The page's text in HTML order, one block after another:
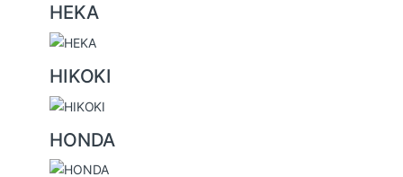
HEKA
HIKOKI
HONDA